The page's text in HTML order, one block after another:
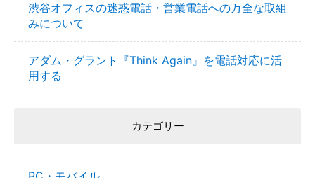
渋谷オフィスの迷惑電話・営業電話への万全な取組
みについて
アダム・グラント『Think Again』を電話対応に活
用する
カテゴリー